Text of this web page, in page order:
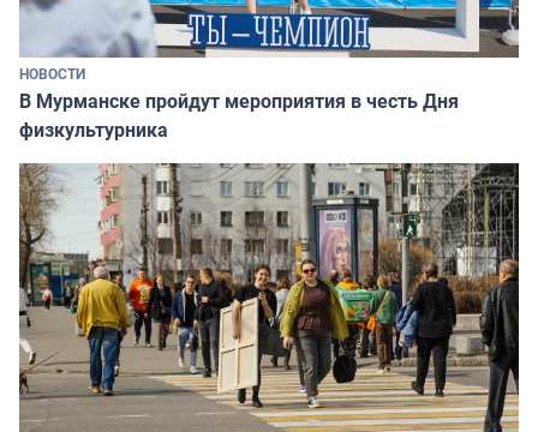
НОВОСТИ
В Мурманске пройдут мероприятия в честь Дня
физкультурника